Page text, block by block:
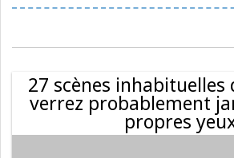
27 scènes inhabituelles
verrez probablement
propres